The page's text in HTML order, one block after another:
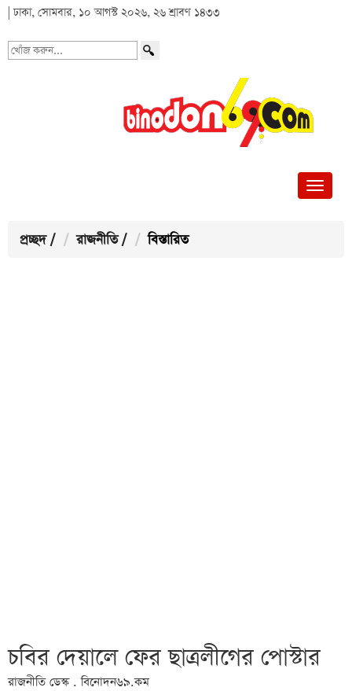
| ঢাকা, সোমবার, ১০ আগস্ট ২০২৬, ২৬ শ্রাবণ ১৪৩৩
খোঁজ
প্রচ্ছদ / রাজনীতি / বিস্তারিত
চবির দেয়ালে ফের ছাত্রলীগের পোস্টার
রাজনীতি ডেস্ক . বিনোদন৬৯.কম